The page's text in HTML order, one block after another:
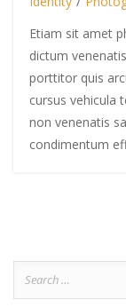
Etiam sit amet
dictum
porttitor quis
cursus vehicula
non venenatis
condimentum